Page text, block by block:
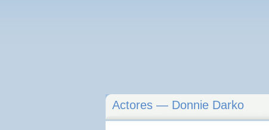
Actores — Donnie Darko